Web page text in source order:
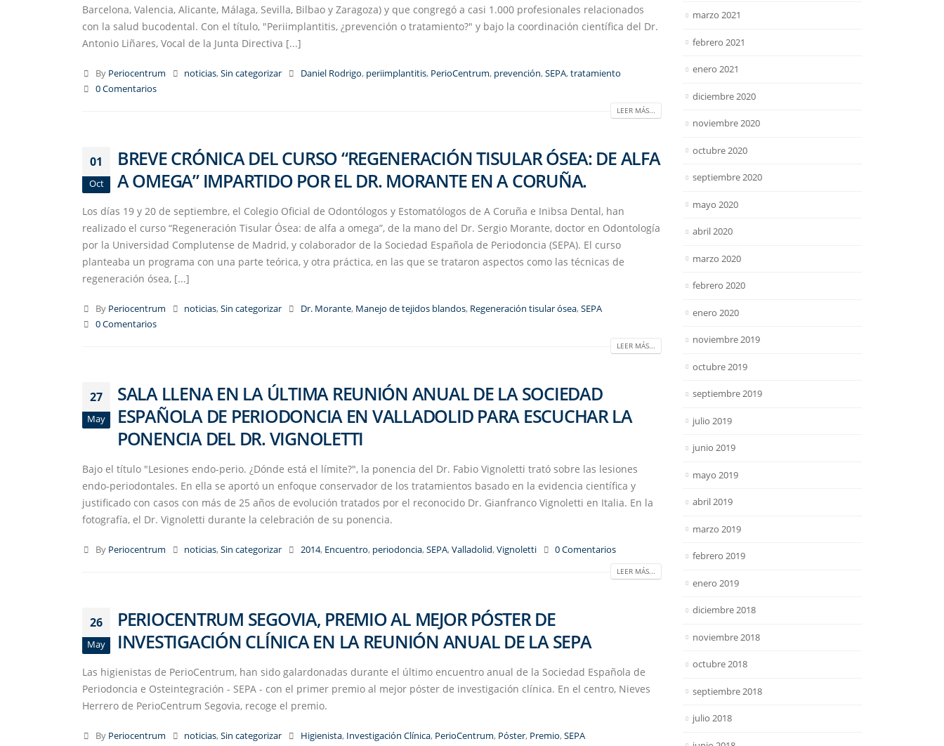
Barcelona, Valencia, Alicante, Málaga, Sevilla, Bilbao y Zaragoza) y que congregó a casi 1.000 profesionales relacionados
con la salud bucodental. Con el título, "Periimplantitis, ¿prevención o tratamiento?" y bajo la coordinación científica del Dr.
Antonio Liñares, Vocal de la Junta Directiva [...]
By Periocentrum noticias,Sin categorizar Daniel Rodrigo, periimplantitis, PerioCentrum, prevención,SEPA,tratamiento
0 Comentarios
LEER MÁS...
01
Oct
BREVE CRÓNICA DEL CURSO “REGENERACIÓN TISULAR ÓSEA: DE ALFA
A OMEGA” IMPARTIDO POR EL DR. MORANTE EN A CORUÑA.
Los días 19 y 20 de septiembre, el Colegio Oficial de Odontólogos y Estomatólogos de A Coruña e Inibsa Dental, han
realizado el curso “Regeneración Tisular Ósea: de alfa a omega”, de la mano del Dr. Sergio Morante, doctor en Odontología
por la Universidad Complutense de Madrid, y colaborador de la Sociedad Española de Periodoncia (SEPA). El curso
planteaba un programa con una parte teórica, y otra práctica, en las que se trataron aspectos como las técnicas de
regeneración ósea, [...]
By Periocentrum noticias,Sin categorizar Dr. Morante, Manejo de tejidos blandos, Regeneración tisular ósea,SEPA
0 Comentarios
LEER MÁS...
27
May
SALA LLENA EN LA ÚLTIMA REUNIÓN ANUAL DE LA SOCIEDAD
ESPAÑOLA DE PERIODONCIA EN VALLADOLID PARA ESCUCHAR LA
PONENCIA DEL DR. VIGNOLETTI
Bajo el título "Lesiones endo-perio. ¿Dónde está el límite?", la ponencia del Dr. Fabio Vignoletti trató sobre las lesiones
endo-periodontales. En ella se aportó un enfoque conservador de los tratamientos basado en la evidencia científica y
justificado con casos con más de 25 años de evolución tratados por el reconocido Dr. Gianfranco Vignoletti en Italia. En la
fotografía, el Dr. Vignoletti durante la celebración de su ponencia.
By Periocentrum noticias,Sin categorizar 2014, Encuentro, periodoncia,SEPA,Valladolid,Vignoletti 0 Comentarios
LEER MÁS...
26
May
PERIOCENTRUM SEGOVIA, PREMIO AL MEJOR PÓSTER DE
INVESTIGACIÓN CLÍNICA EN LA REUNIÓN ANUAL DE LA SEPA
Las higienistas de PerioCentrum, han sido galardonadas durante el último encuentro anual de la Sociedad Española de
Periodoncia e Osteintegración - SEPA - con el primer premio al mejor póster de investigación clínica. En el centro, Nieves
Herrero de PerioCentrum Segovia, recoge el premio.
By Periocentrum noticias,Sin categorizar Higienista, Investigación Clínica, PerioCentrum, Póster, Premio,SEPA
marzo 2021
febrero 2021
enero 2021
diciembre 2020
noviembre 2020
octubre 2020
septiembre 2020
mayo 2020
abril 2020
marzo 2020
febrero 2020
enero 2020
noviembre 2019
octubre 2019
septiembre 2019
julio 2019
junio 2019
mayo 2019
abril 2019
marzo 2019
febrero 2019
enero 2019
diciembre 2018
noviembre 2018
octubre 2018
septiembre 2018
julio 2018